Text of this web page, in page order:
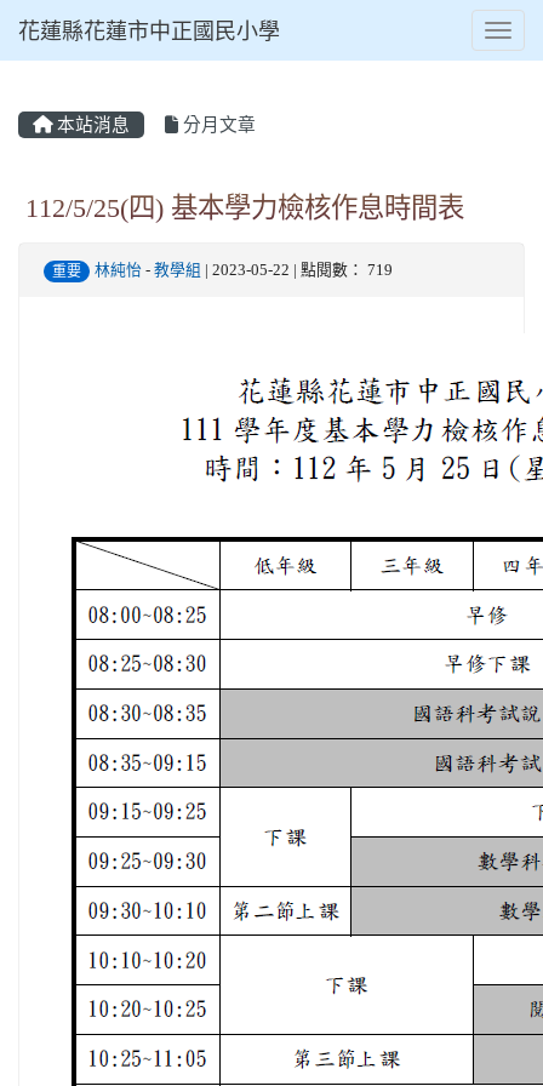
花蓮縣花蓮市中正國民小學
本站消息 分月文章
112/5/25(四) 基本學力檢核作息時間表
重要 林純怡 - 教學組 | 2023-05-22 | 點閱數： 719